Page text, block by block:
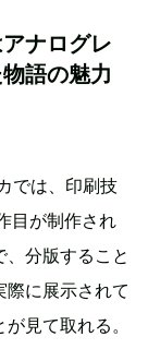
ナログレ
語の魅力
では、印刷技
目が制作され
分版すること
際に展示されて
見て取れる。